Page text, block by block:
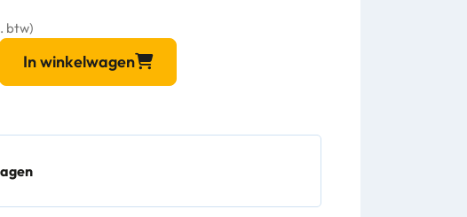
btw)
In winkelwagen